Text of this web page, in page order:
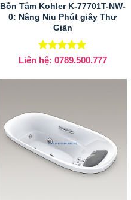
Bồn Tắm Kohler K-77701T-NW-
0: Nâng Niu Phút giây Thư
Giãn
Được xếp
hạng
sao
Liên hệ: 0789.500.777